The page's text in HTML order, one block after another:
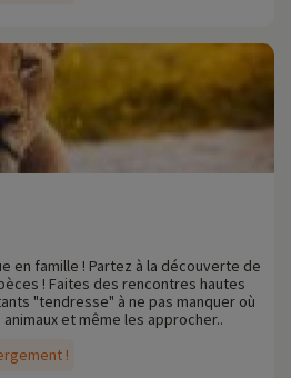
!
en famille ! Partez à la découverte de
! Faites des rencontres hautes
"tendresse" à ne pas manquer où
et même les approcher..